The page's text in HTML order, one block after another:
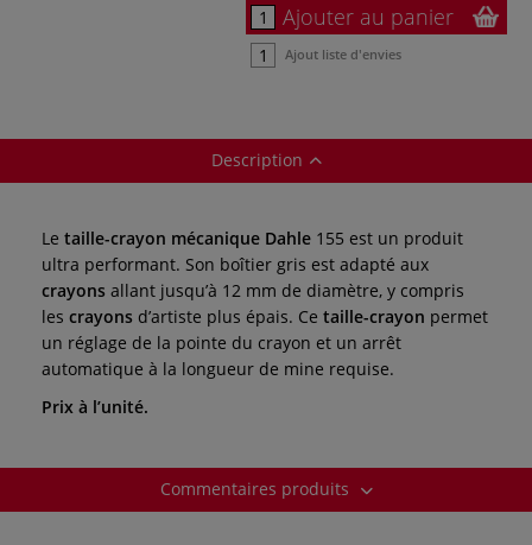
Ajouter au panier
Ajout liste d'envies
Description
Le taille-crayon mécanique Dahle 155 est un produit
ultra performant. Son boîtier gris est adapté aux
crayons allant jusqu’à 12 mm de diamètre, y compris
les crayons d’artiste plus épais. Ce taille-crayon permet
un réglage de la pointe du crayon et un arrêt
automatique à la longueur de mine requise.
Prix à l’unité.
Commentaires produits